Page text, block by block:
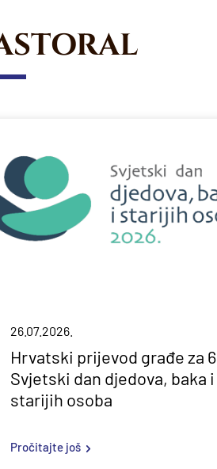
26.07.2026.
Hrvatski prijevod građe za 6.
Svjetski dan djedova, baka i
starijih osoba
Pročitajte još